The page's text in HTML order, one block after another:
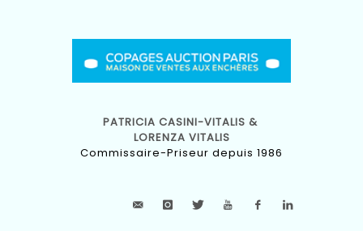
PATRICIA CASINI-VITALIS &
LORENZA VITALIS
Commissaire-Priseur depuis 1986